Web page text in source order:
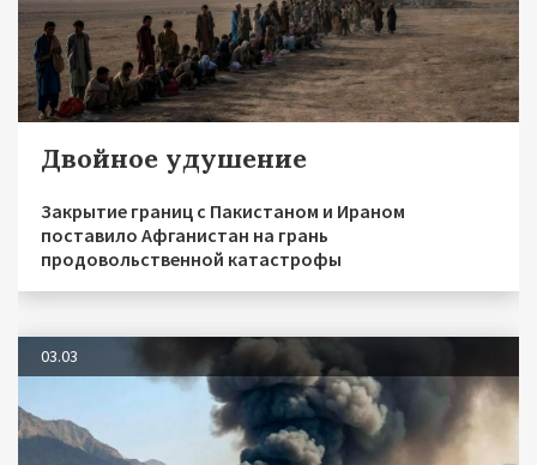
Двойное удушение
Закрытие границ с Пакистаном и Ираном
поставило Афганистан на грань
продовольственной катастрофы
03.03